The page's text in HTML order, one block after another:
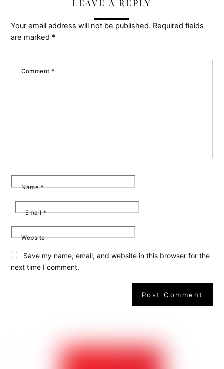
LEAVE A REPLY
Your email address will not be published. Required fields
are marked *
Comment*
Name*
Email*
Website
Save my name, email, and website in this browser for the
next time I comment.